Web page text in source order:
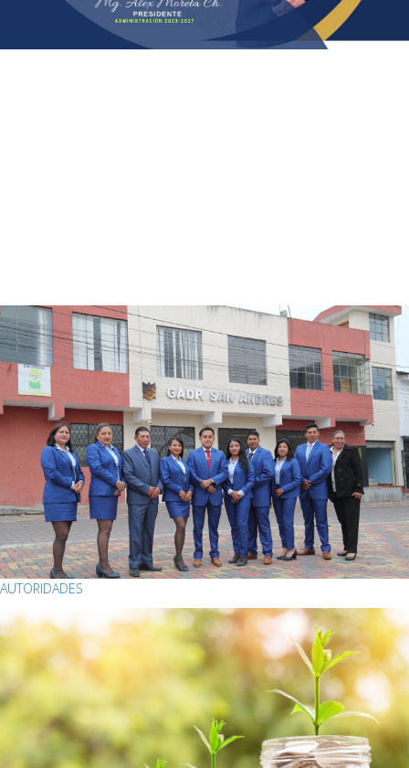
AUTORIDADES